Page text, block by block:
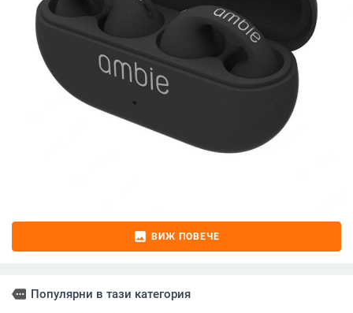
image ВИЖ ПОВЕЧЕ
more Популярни в тази категория